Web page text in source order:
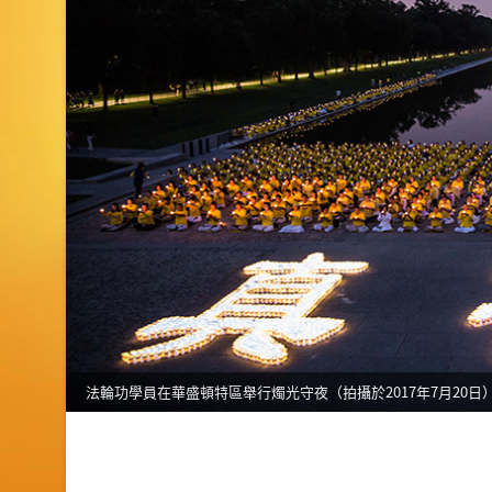
法輪功學員在華盛頓特區舉行燭光守夜（拍攝於2017年7月20日